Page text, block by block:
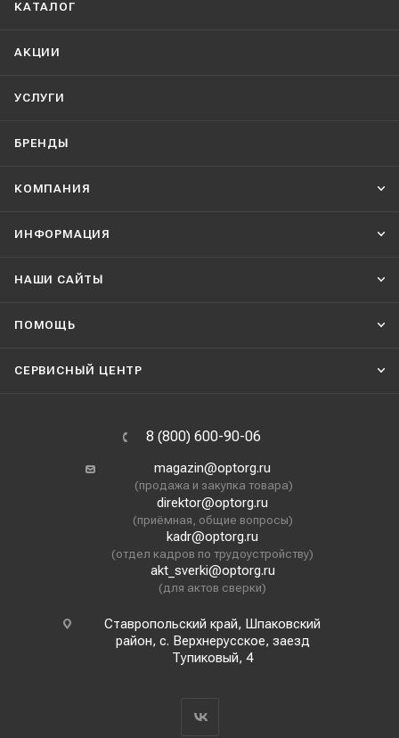
КАТАЛОГ
АКЦИИ
УСЛУГИ
БРЕНДЫ
КОМПАНИЯ
ИНФОРМАЦИЯ
НАШИ CАЙТЫ
ПОМОЩЬ
СЕРВИСНЫЙ ЦЕНТР
8 (800) 600-90-06
magazin@optorg.ru
(продажа и закупка товара)
direktor@optorg.ru
(приёмная, общие вопросы)
kadr@optorg.ru
(отдел кадров по трудоустройству)
akt_sverki@optorg.ru
(для актов сверки)
Ставропольский край, Шпаковский
район, с. Верхнерусское, заезд
Тупиковый, 4